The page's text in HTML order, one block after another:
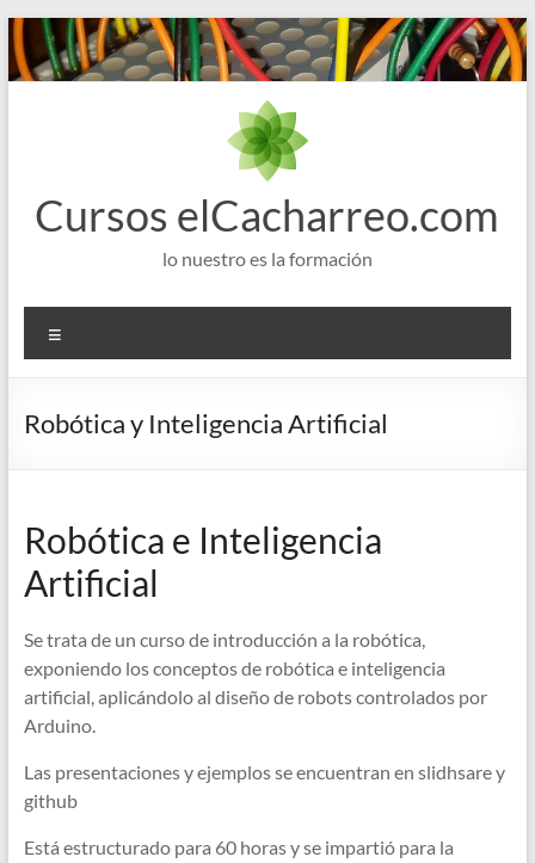
Saltar
al
contenido
Cursos elCacharreo.com
lo nuestro es la formación
Robótica y Inteligencia Artificial
Robótica e Inteligencia
Artificial
Se trata de un curso de introducción a la robótica,
exponiendo los conceptos de robótica e inteligencia
artificial, aplicándolo al diseño de robots controlados por
Arduino.
Las presentaciones y ejemplos se encuentran en slidhsare y
github
Está estructurado para 60 horas y se impartió para la